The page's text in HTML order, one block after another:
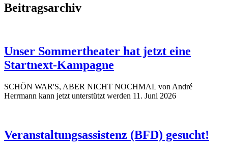
Beitragsarchiv
Unser Sommertheater hat jetzt eine
Startnext-Kampagne
SCHÖN WAR'S, ABER NICHT NOCHMAL von André
Herrmann kann jetzt unterstützt werden 11. Juni 2026
Veranstaltungsassistenz (BFD) gesucht!